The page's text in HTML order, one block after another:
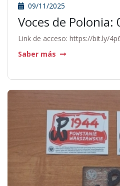
09/11/2025
Voces de Polonia:
Link de acceso: https://bit.ly/
Saber más